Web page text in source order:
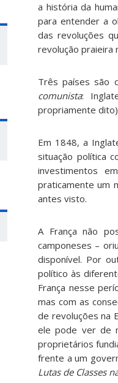
a história da
para entender a
das revoluções
revolução praieira
Três países são
comunista:
propriamente
Em 1848, a
situação política
investimentos
praticamente um
antes visto.
A França não
camponeses –
disponível. Por
político às
França nesse
mas com as
de revoluções na
ele pode ver de
proprietários
frente a um
Lutas de Classes